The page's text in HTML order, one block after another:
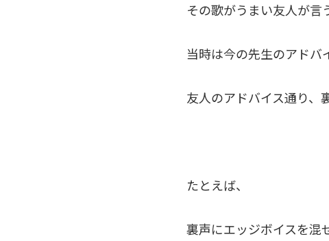
その歌がうまい友人が言
当時は今の先生のアドバ
友人のアドバイス通り、
たとえば、
裏声にエッジボイスを混